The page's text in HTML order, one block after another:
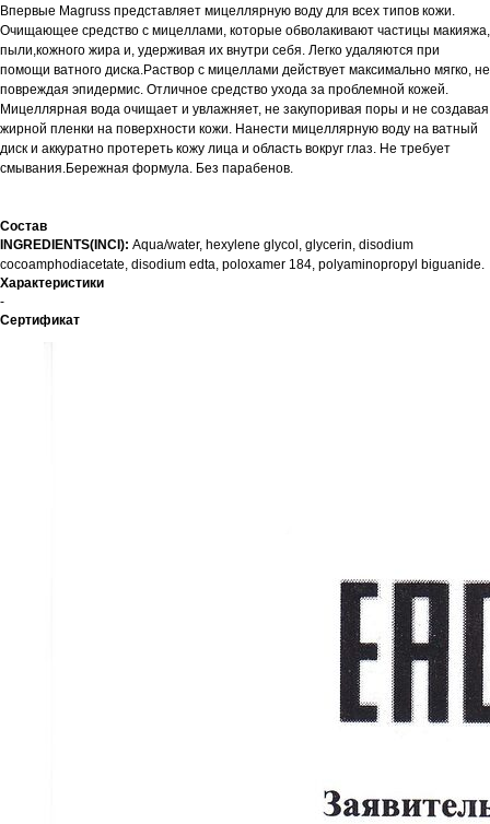
Впервые Magruss представляет мицеллярную воду для всех типов кожи.
Очищающее средство с мицеллами, которые обволакивают частицы макияжа,
пыли,кожного жира и, удерживая их внутри себя. Легко удаляются при
помощи ватного диска.Раствор с мицеллами действует максимально мягко, не
повреждая эпидермис. Отличное средство ухода за проблемной кожей.
Мицеллярная вода очищает и увлажняет, не закупоривая поры и не создавая
жирной пленки на поверхности кожи. Нанести мицеллярную воду на ватный
диск и аккуратно протереть кожу лица и область вокруг глаз. Не требует
смывания.Бережная формула. Без парабенов.
Состав
INGREDIENTS(INCI): Aqua/water, hexylene glycol, glycerin, disodium
cocoamphodiacetate, disodium edta, poloxamer 184, polyaminopropyl biguanide.
Характеристики
-
Сертификат